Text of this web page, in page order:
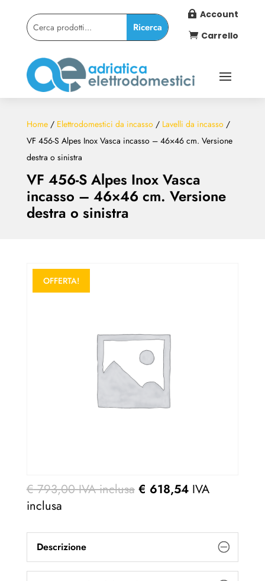
 Account
 Carrello
VF 456-S Alpes Inox Vasca
incasso – 46×46 cm. Versione
destra o sinistra
Home/ Elettrodomestici da incasso/ Lavelli da incasso/
VF 456-S Alpes Inox Vasca incasso – 46×46 cm. Versione
destra o sinistra
OFFERTA!
€793,00 IVA inclusa € 618,54 IVA
inclusa
Descrizione